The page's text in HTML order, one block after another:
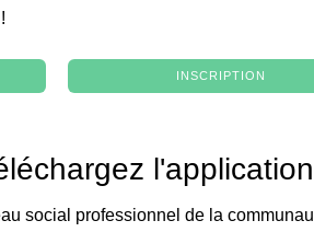
INSCRIPTION
social professionnel de la